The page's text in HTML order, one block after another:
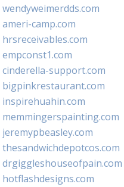
wendyweimerdds.com
ameri-camp.com
hrsreceivables.com
empconst1.com
cinderella-support.com
bigpinkrestaurant.com
inspirehuahin.com
memmingerspainting.com
jeremypbeasley.com
thesandwichdepotcos.com
drgiggleshouseofpain.com
hotflashdesigns.com